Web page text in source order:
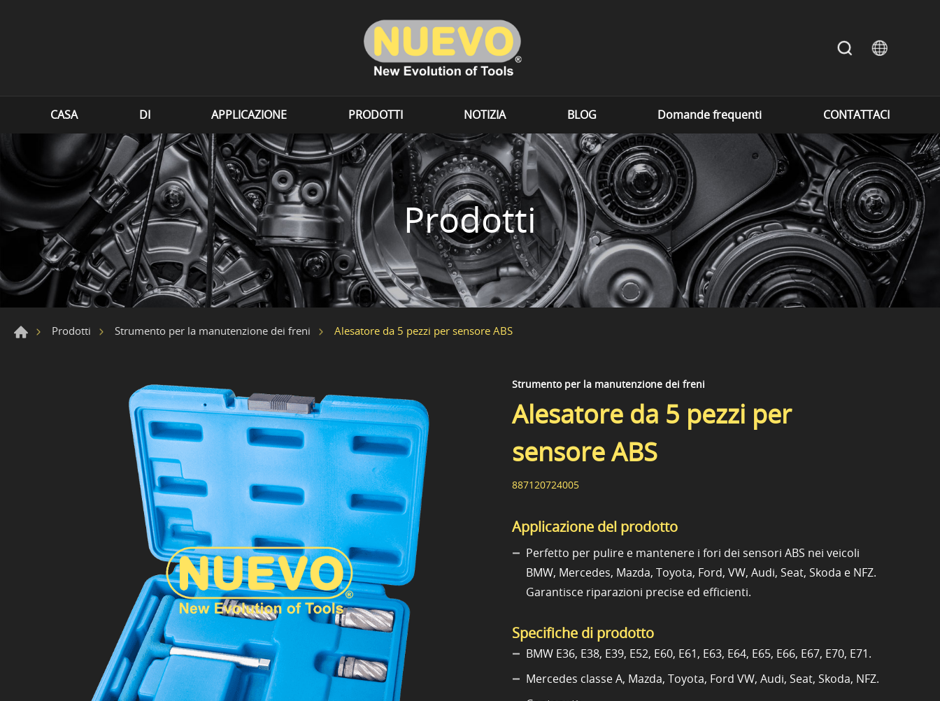
CASA DI APPLICAZIONE PRODOTTI NOTIZIA BLOG Domande frequenti CONTATTACI
Prodotti
Prodotti Strumento per la manutenzione dei freni Alesatore da 5 pezzi per sensore ABS
Strumento per la manutenzione dei freni
Alesatore da 5 pezzi per
sensore ABS
887120724005
Applicazione del prodotto
Perfetto per pulire e mantenere i fori dei sensori ABS nei veicoli
BMW, Mercedes, Mazda, Toyota, Ford, VW, Audi, Seat, Skoda e NFZ.
Garantisce riparazioni precise ed efficienti.
Specifiche di prodotto
BMW E36, E38, E39, E52, E60, E61, E63, E64, E65, E66, E67, E70, E71.
Mercedes classe A, Mazda, Toyota, Ford VW, Audi, Seat, Skoda, NFZ.